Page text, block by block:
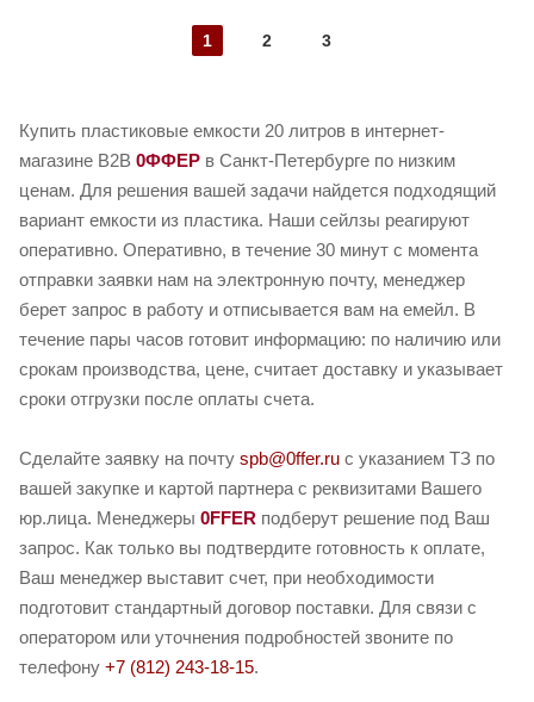
1 2 3
Купить пластиковые емкости 20 литров в интернет-
магазине B2B 0ФФЕР в Санкт-Петербурге по низким
ценам. Для решения вашей задачи найдется подходящий
вариант емкости из пластика. Наши сейлзы реагируют
оперативно. Оперативно, в течение 30 минут с момента
отправки заявки нам на электронную почту, менеджер
берет запрос в работу и отписывается вам на емейл. В
течение пары часов готовит информацию: по наличию или
срокам производства, цене, считает доставку и указывает
сроки отгрузки после оплаты счета.
Сделайте заявку на почту spb@0ffer.ru с указанием ТЗ по
вашей закупке и картой партнера с реквизитами Вашего
юр.лица. Менеджеры 0FFER подберут решение под Ваш
запрос. Как только вы подтвердите готовность к оплате,
Ваш менеджер выставит счет, при необходимости
подготовит стандартный договор поставки. Для связи с
оператором или уточнения подробностей звоните по
телефону +7 (812) 243-18-15.